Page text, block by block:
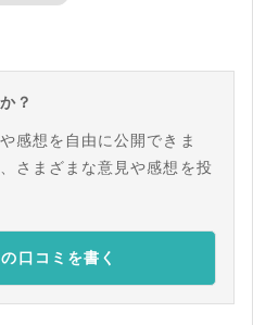
？
感想を自由に公開できま
さまざまな意見や感想を投
口コミを書く